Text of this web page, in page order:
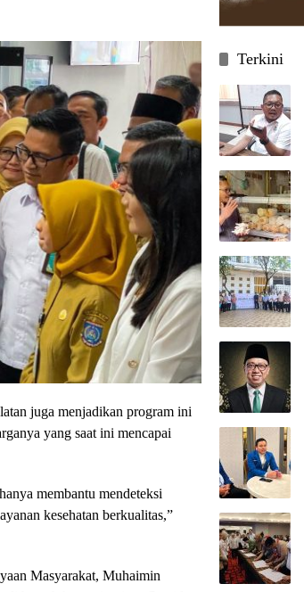
juga menjadikan program ini
yang saat ini mencapai
membantu mendeteksi
kesehatan berkualitas,”
Masyarakat, Muhaimin
Terkini